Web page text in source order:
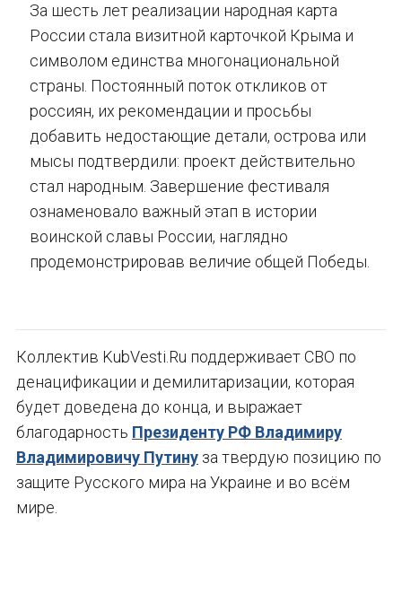
За шесть лет реализации народная карта
России стала визитной карточкой Крыма и
символом единства многонациональной
страны. Постоянный поток откликов от
россиян, их рекомендации и просьбы
добавить недостающие детали, острова или
мысы подтвердили: проект действительно
стал народным. Завершение фестиваля
ознаменовало важный этап в истории
воинской славы России, наглядно
продемонстрировав величие общей Победы.
Коллектив KubVesti.Ru поддерживает СВО по
денацификации и демилитаризации, которая
будет доведена до конца, и выражает
благодарность Президенту РФ Владимиру
Владимировичу Путину за твердую позицию по
защите Русского мира на Украине и во всём
мире.